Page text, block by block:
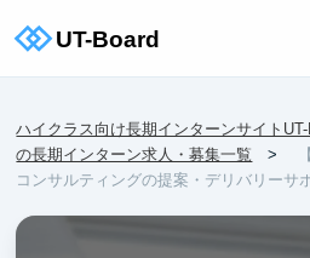
ハイクラス向け長期インターンサイトUT-
の長期インターン求人・募集一覧
コンサルティングの提案・デリバリーサ